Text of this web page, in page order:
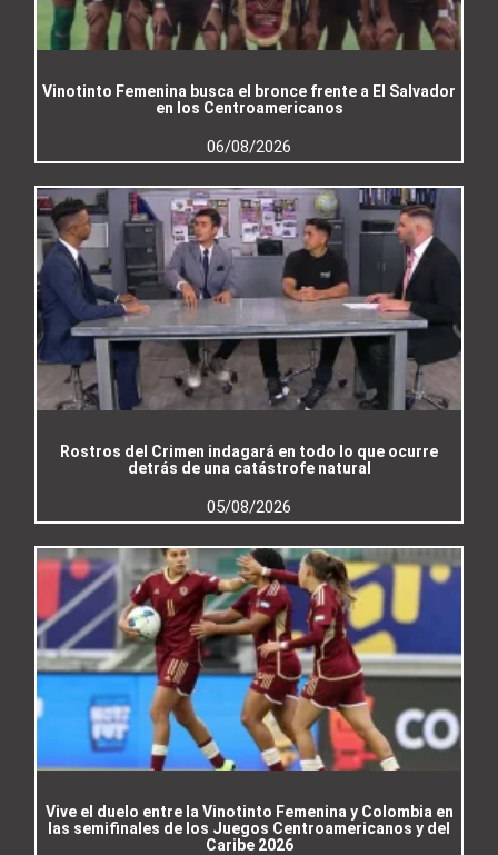
Vinotinto Femenina busca el bronce frente a El Salvador
en los Centroamericanos
06/08/2026
Rostros del Crimen indagará en todo lo que ocurre
detrás de una catástrofe natural
05/08/2026
Vive el duelo entre la Vinotinto Femenina y Colombia en
las semifinales de los Juegos Centroamericanos y del
Caribe 2026